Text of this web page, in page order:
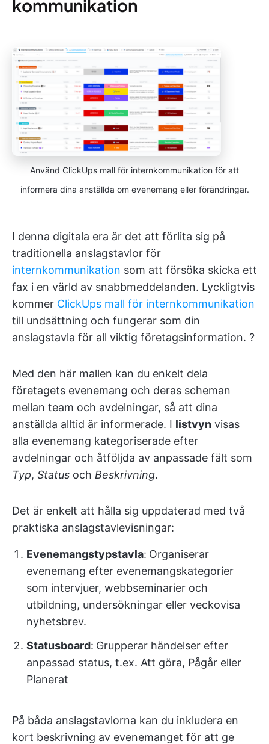
kommunikation
Använd ClickUps mall för internkommunikation för att
informera dina anställda om evenemang eller förändringar.
I denna digitala era är det att förlita sig på
traditionella anslagstavlor för
internkommunikation som att försöka skicka ett
fax i en värld av snabbmeddelanden. Lyckligtvis
kommer ClickUps mall för internkommunikation
till undsättning och fungerar som din
anslagstavla för all viktig företagsinformation. ?
Med den här mallen kan du enkelt dela
företagets evenemang och deras scheman
mellan team och avdelningar, så att dina
anställda alltid är informerade. I listvyn visas
alla evenemang kategoriserade efter
avdelningar och åtföljda av anpassade fält som
Typ, Status och Beskrivning.
Det är enkelt att hålla sig uppdaterad med två
praktiska anslagstavlevisningar:
Evenemangstypstavla: Organiserar
evenemang efter evenemangskategorier
som intervjuer, webbseminarier och
utbildning, undersökningar eller veckovisa
nyhetsbrev.
Statusboard: Grupperar händelser efter
anpassad status, t.ex. Att göra, Pågår eller
Planerat
På båda anslagstavlorna kan du inkludera en
kort beskrivning av evenemanget för att ge